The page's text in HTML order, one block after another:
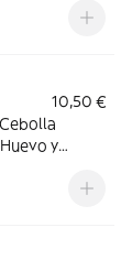
10,50 €
y